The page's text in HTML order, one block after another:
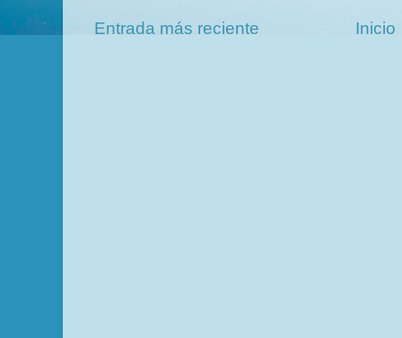
Entrada más reciente Inicio